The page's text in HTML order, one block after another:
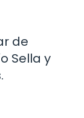
de
Sella y